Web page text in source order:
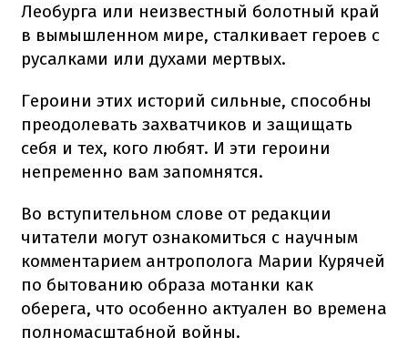
Леобурга или неизвестный болотный край
в вымышленном мире, сталкивает героев с
русалками или духами мертвых.
Героини этих историй сильные, способны
преодолевать захватчиков и защищать
себя и тех, кого любят. И эти героини
непременно вам запомнятся.
Во вступительном слове от редакции
читатели могут ознакомиться с научным
комментарием антрополога Марии Курячей
по бытованию образа мотанки как
оберега, что особенно актуален во времена
полномасштабной войны.